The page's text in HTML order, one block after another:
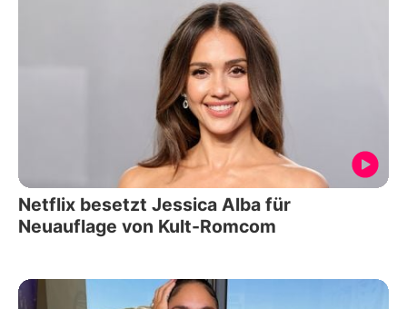
Netflix besetzt Jessica Alba für
Neuauflage von Kult-Romcom